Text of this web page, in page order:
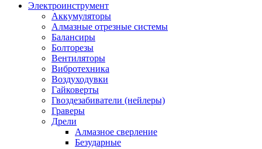
Электроинструмент
Аккумуляторы
Алмазные отрезные системы
Балансиры
Болторезы
Вентиляторы
Вибротехника
Воздуходувки
Гайковерты
Гвоздезабиватели (нейлеры)
Граверы
Дрели
Алмазное сверление
Безударные